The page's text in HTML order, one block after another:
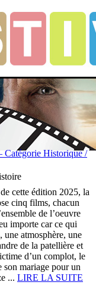
Catégorie Historique /
cette édition 2025, la
cinq films, chacun
de l’oeuvre
importe car ce qui
une atmosphère, une
de la patellière et
d’un complot, le
son mariage pour un
... LIRE LA SUITE